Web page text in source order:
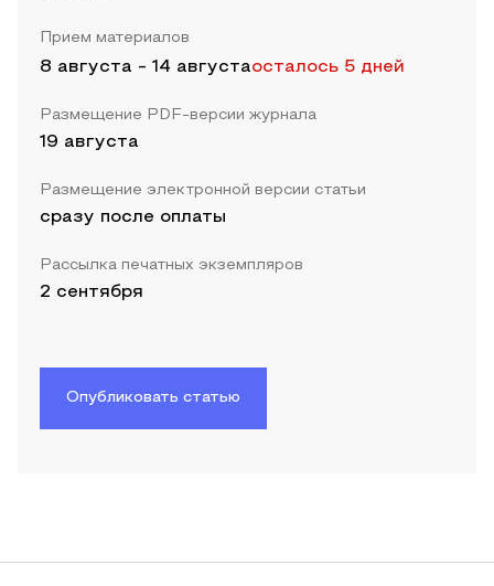
Прием материалов
8 августа - 14 августаосталось 5 дней
Размещение PDF-версии журнала
19 августа
Размещение электронной версии статьи
сразу после оплаты
Рассылка печатных экземпляров
2 сентября
Опубликовать статью